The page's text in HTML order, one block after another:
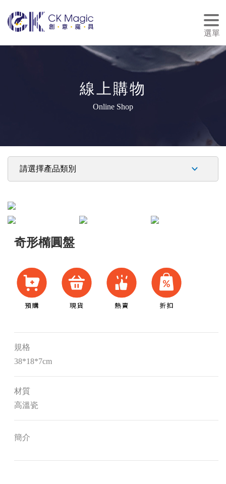
選單
線上購物
Online Shop
奇形橢圓盤
規格
38*18*7cm
材質
高溫瓷
簡介